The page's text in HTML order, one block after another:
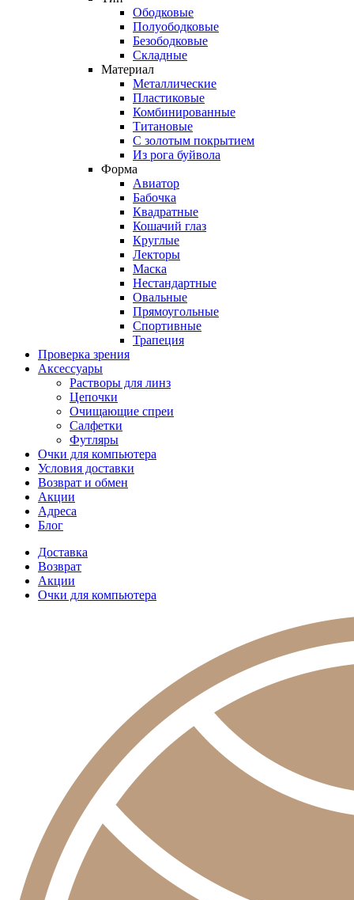
Ободковые
Полуободковые
Безободковые
Складные
Материал
Металлические
Пластиковые
Комбинированные
Титановые
С золотым покрытием
Из рога буйвола
Форма
Авиатор
Бабочка
Квадратные
Кошачий глаз
Круглые
Лекторы
Маска
Нестандартные
Овальные
Прямоугольные
Спортивные
Трапеция
Проверка зрения
Аксессуары
Растворы для линз
Цепочки
Очищающие спреи
Салфетки
Футляры
Очки для компьютера
Условия доставки
Возврат и обмен
Акции
Адреса
Блог
Доставка
Возврат
Акции
Очки для компьютера